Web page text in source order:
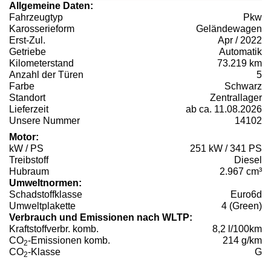
Allgemeine Daten:
Fahrzeugtyp
Pkw
Karosserieform
Geländewagen
Erst-Zul.
Apr / 2022
Getriebe
Automatik
Kilometerstand
73.219 km
Anzahl der Türen
5
Farbe
Schwarz
Standort
Zentrallager
Lieferzeit
ab ca. 11.08.2026
Unsere Nummer
14102
Motor:
kW / PS
251 kW / 341 PS
Treibstoff
Diesel
Hubraum
2.967 cm³
Umweltnormen:
Schadstoffklasse
Euro6d
Umweltplakette
4 (Green)
Verbrauch und Emissionen nach WLTP:
Kraftstoffverbr. komb.
8,2 l/100km
CO2-Emissionen komb.
214 g/km
CO2-Klasse G